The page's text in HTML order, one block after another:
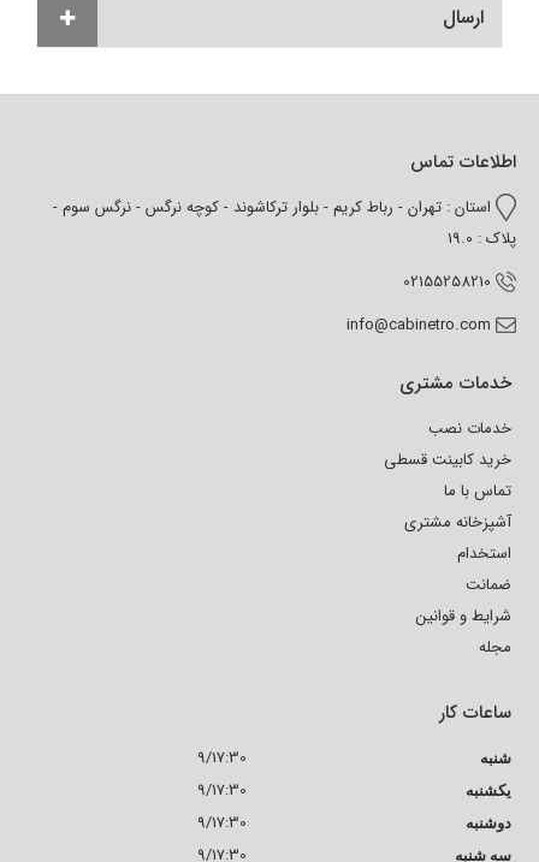
ارسال
اطلاعات تماس
استان : تهران - رباط کریم - بلوار ترکاشوند - کوچه نرگس - نرگس سوم -
پلاک : 19.0
02155258210
info@cabinetro.com
خدمات مشتری
خدمات نصب
خرید کابینت قسطی
تماس با ما
آشپزخانه مشتری
استخدام
ضمانت
شرایط و قوانین
مجله
ساعات کار
شنبه 9/17:30
یکشنبه 9/17:30
دوشنبه 9/17:30
سه شنبه 9/17:30